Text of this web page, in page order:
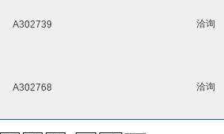
A302739 洽询
A302768 洽询